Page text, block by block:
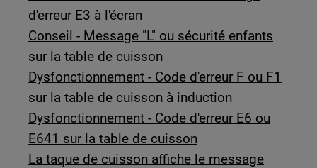
d'erreur E3 à l'écran
Conseil - Message "L" ou sécurité enfants
sur la table de cuisson
Dysfonctionnement - Code d'erreur F ou F1
sur la table de cuisson à induction
Dysfonctionnement - Code d'erreur E6 ou
E641 sur la table de cuisson
La taque de cuisson affiche le message